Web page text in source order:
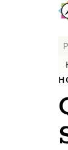
P
q
u
i
s
a